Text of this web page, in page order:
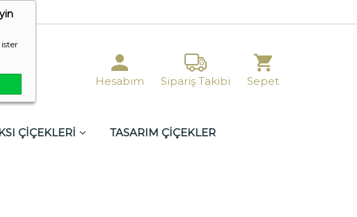
Hesabım Sipariş Takibi Sepet
ÇİÇEKLERİ TASARIM ÇİÇEKLER